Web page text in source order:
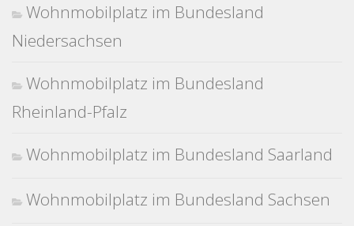
Wohnmobilplatz im Bundesland
Niedersachsen
Wohnmobilplatz im Bundesland
Rheinland-Pfalz
Wohnmobilplatz im Bundesland Saarland
Wohnmobilplatz im Bundesland Sachsen